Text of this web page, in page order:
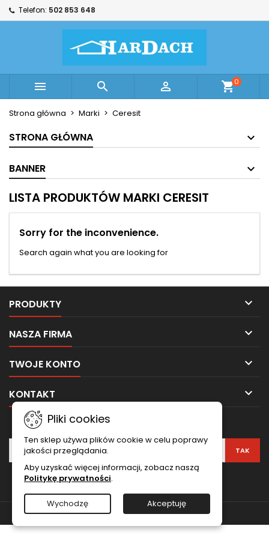
Telefon: 502 853 648
   shopping_cart0
Strona główna Marki Ceresit
STRONA GŁÓWNA
BANNER
LISTA PRODUKTÓW MARKI CERESIT
Sorry for the inconvenience.
Search again what you are looking for
PRODUKTY 
NASZA FIRMA 
TWOJE KONTO 
KONTAKT 
Moje listy życzeń ×
Utwórz nową listę
((modalTitle)) ×
((confirmMessage))
((cancelText)) ((modalDeleteText))
Utwórz listę życzeń ×
Anuluj
Zaloguj się ×
Musisz być zalogowany by zapisać produkty na
swojej liście życzeń.
Pliki cookies
Ten sklep używa plików cookie w celu poprawy
jakości przeglądania.
Aby uzyskać więcej informacji, zobacz naszą
Politykę prywatności.
Wychodzę Akceptuję
NEWSLETTER
© Copyright 2026 HARDACH. All Rights Reserved.